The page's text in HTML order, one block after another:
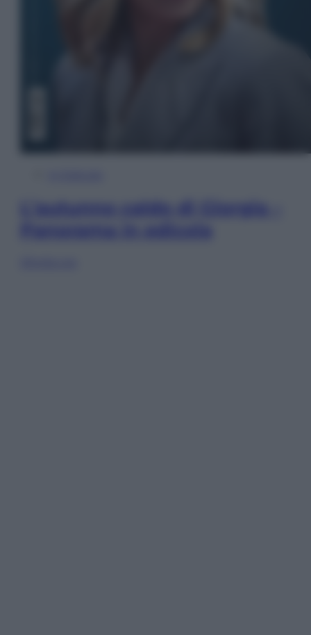
L’autunno caldo di Giorgia –